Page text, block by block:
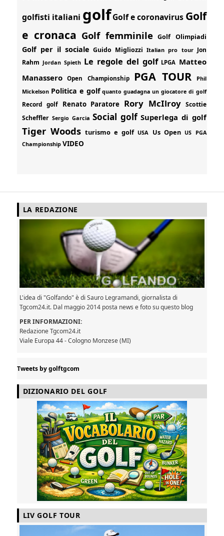
golfisti italiani golf Golf e coronavirus Golf
e cronaca Golf femminile Golf Olimpiadi
Golf per il sociale Guido Migliozzi Italian pro tour Jon
Rahm Jordan Spieth Le regole del golf LPGA Matteo
Manassero
Open Championship PGA TOUR
Phil
Mickelson Politica e golf quanto guadagna un giocatore di golf
Record golf Renato Paratore Rory McIlroy Scottie
Scheffler Sergio Garcia Social golf Superlega di golf
Tiger Woods turismo e golf USA Us Open US PGA
Championship VIDEO
LA REDAZIONE
L'idea di "Golfando" è di Sauro Legramandi, giornalista di
Tgcom24.it. Dal maggio 2014 posta news e foto su questo blog
PER INFORMAZIONI:
Redazione Tgcom24.it
Viale Europa 44 - Cologno Monzese (MI)
Tweets by golftgcom
DIZIONARIO DEL GOLF
LIV GOLF TOUR